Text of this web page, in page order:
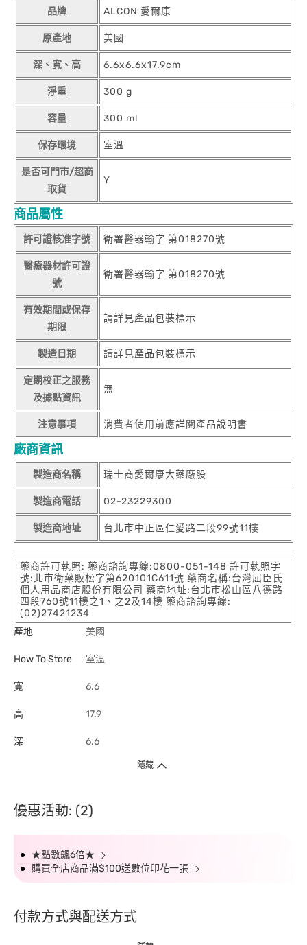
品牌 ALCON 愛爾康
原產地 美國
深、寬、高 6.6x6.6x17.9cm
淨重 300 g
容量 300 ml
保存環境 室溫
是否可門市/超商
取貨
Y
商品屬性
許可證核准字號 衛署醫器輸字 第018270號
醫療器材許可證
號
衛署醫器輸字 第018270號
有效期間或保存
期限
請詳見產品包裝標示
製造日期 請詳見產品包裝標示
定期校正之服務
及據點資訊
無
注意事項 消費者使用前應詳閱產品說明書
廠商資訊
製造商名稱 瑞士商愛爾康大藥廠股
製造商電話 02-23229300
製造商地址 台北市中正區仁愛路二段99號11樓
藥商許可執照: 藥商諮詢專線:0800-051-148 許可執照字
號:北市衛藥販松字第620101C611號 藥商名稱:台灣屈臣氏
個人用品商店股份有限公司 藥商地址:台北市松山區八德路
四段760號11樓之1、之2及14樓 藥商諮詢專線:
(02)27421234
產地
美國
How To Store 室溫
寬 6.6
高 17.9
深 6.6
隱藏
優惠活動: (2)
★點數飆6倍★
購買全店商品滿$100送數位印花一張
付款方式與配送方式